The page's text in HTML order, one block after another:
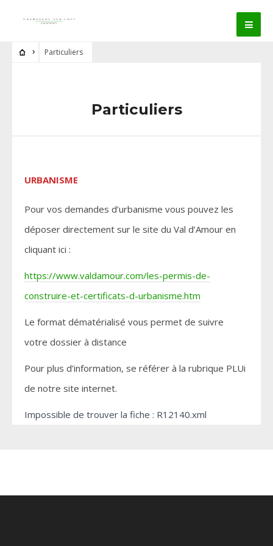
Particuliers
Particuliers
URBANISME
Pour vos demandes d’urbanisme vous pouvez les
déposer directement sur le site du Val d’Amour en
cliquant ici :
https://www.valdamour.com/les-permis-de-
construire-et-certificats-d-urbanisme.htm
Le format dématérialisé vous permet de suivre
votre dossier à distance
Pour plus d’information, se référer à la rubrique PLUi
de notre site internet.
Impossible de trouver la fiche : R12140.xml